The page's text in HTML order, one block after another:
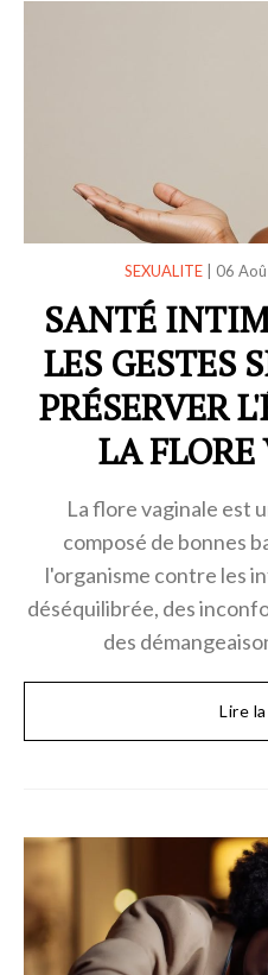
SEXUALITE| 06
SANTÉ
LES GESTES
PRÉSERVER
LA
La flore vaginale est
composé de bonnes
l'organisme contre les
déséquilibrée, des
des
Lire